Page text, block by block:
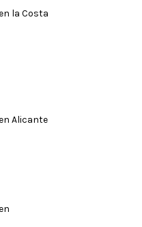
la Costa
Alicante